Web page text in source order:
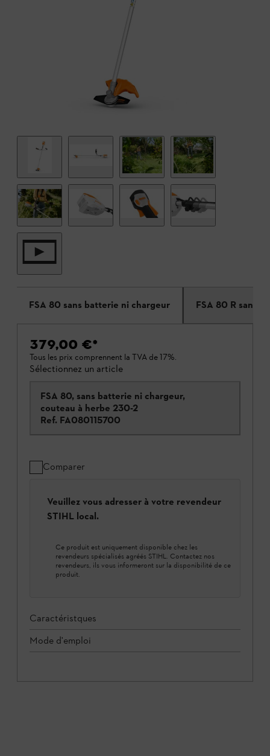
FSA 80 sans batterie ni chargeur FSA 80 R sans
379,00 €*
Tous les prix comprennent la TVA de 17%.
Sélectionnez un article
FSA 80, sans batterie ni chargeur,
couteau à herbe 230-2
Ref. FA080115700
Comparer
Veuillez vous adresser à votre revendeur
STIHL local.
Ce produit est uniquement disponible chez les
revendeurs spécialisés agréés STIHL. Contactez nos
revendeurs, ils vous informeront sur la disponibilité de ce
produit.
Caractéristques
Mode d'emploi